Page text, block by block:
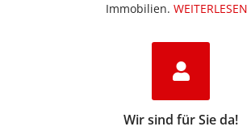
Immobilien.​ WEITERLESEN
Wir sind für Sie da!